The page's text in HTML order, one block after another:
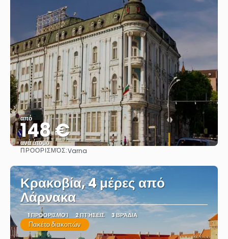
από
148 €
ανά άτομο
ΠΡΟΟΡΙΣΜΌΣ:Varna
Κρακοβία, 4 μέρες από
Λάρνακα
1 ΠΡΟΟΡΙΣΜΟΊ 2 ΠΤΉΣΕΙΣ 3 ΒΡΆΔΙΑ
Πακέτο διακοπών